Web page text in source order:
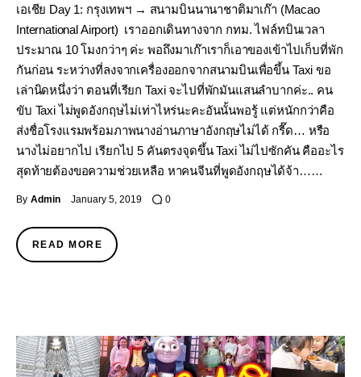
เอเชีย Day 1: กรุงเทพฯ → สนามบินนานาชาติมาเก๊า (Macao
International Airport) เราออกเดินทางจาก กทม. ไฟล์ทบินเวลา
ประมาณ 10 โมงกว่าๆ ค่ะ พอถึงมาเก๊าเราก็เอาของเข้าไปเก็บที่พัก
กันก่อน ระหว่างที่ลงจากเครื่องออกจากสนามบินเพื่อขึ้น Taxi ขอ
เล่านิดหนึ่งว่า ตอนที่เรียก Taxi จะไปที่พักมันแสนลำบากค่ะ.. คน
ขับ Taxi ไม่พูดอังกฤษไม่เท่าไหร่นะคะอันนั้นพอรู้ แต่หนักกว่าคือ
ส่งชื่อโรงแรมพร้อมภาพนางอ่านภาษาอังกฤษไม่ได้ กรี๊ด… หรือ
นางไม่อยากไป เรียกไป 5 คันตรงจุดขึ้น Taxi ไม่ไปซักคัน คืออะไร
สุดท้ายต้องขอความช่วยเหลือ หาคนจีนที่พูดอังกฤษได้จ้า……
By Admin January 5, 2019 0
READ MORE